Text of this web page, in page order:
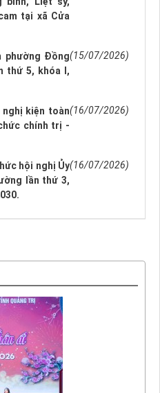
tại xã Cửa
phường Đồng
thứ 5, khóa I,
(15/07/2026)
kiện toàn
chính trị -
(16/07/2026)
hội nghị Ủy
lần thứ 3,
(16/07/2026)